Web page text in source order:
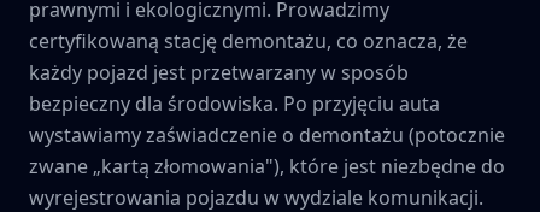
prawnymi i ekologicznymi. Prowadzimy
certyfikowaną stację demontażu, co oznacza, że
każdy pojazd jest przetwarzany w sposób
bezpieczny dla środowiska. Po przyjęciu auta
wystawiamy zaświadczenie o demontażu (potocznie
zwane „kartą złomowania"), które jest niezbędne do
wyrejestrowania pojazdu w wydziale komunikacji.